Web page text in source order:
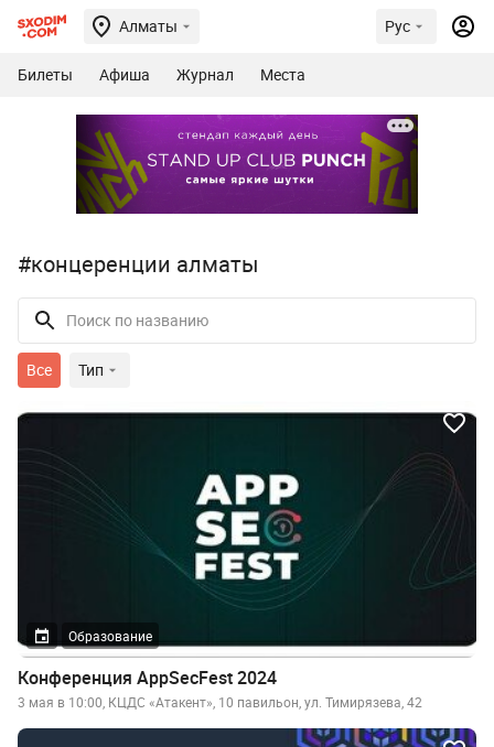
Алматы Рус
Билеты Афиша Журнал Места
#концеренции алматы
Все Тип
Образование
Конференция AppSecFest 2024
3 мая в 10:00, КЦДС «Атакент», 10 павильон, ул. Тимирязева, 42